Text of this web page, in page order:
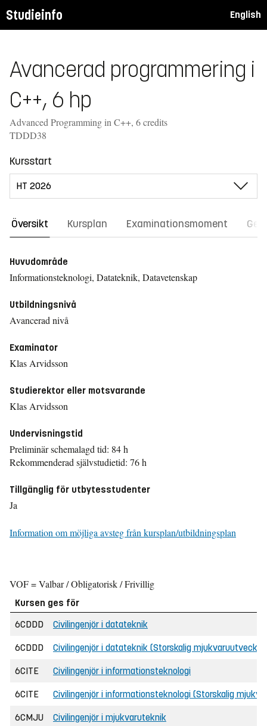
Studieinfo English
Avancerad programmering i
C++, 6 hp
Advanced Programming in C++, 6 credits
TDDD38
Kursstart
Översikt Kursplan Examinationsmoment
Huvudområde
Informationsteknologi, Datateknik, Datavetenskap
Utbildningsnivå
Avancerad nivå
Examinator
Klas Arvidsson
Studierektor eller motsvarande
Klas Arvidsson
Undervisningstid
Preliminär schemalagd tid: 84 h
Rekommenderad självstudietid: 76 h
Tillgänglig för utbytesstudenter
Ja
Information om möjliga avsteg från kursplan/utbildningsplan
VOF = Valbar / Obligatorisk / Frivillig
Kursen ges för
6CDDD
Civilingenjör i datateknik
6CDDD Civilingenjör i datateknik (Storskalig
6CITE Civilingenjör i informationsteknologi
6CITE Civilingenjör i informationsteknologi (Storskalig
6CMJU Civilingenjör i mjukvaruteknik